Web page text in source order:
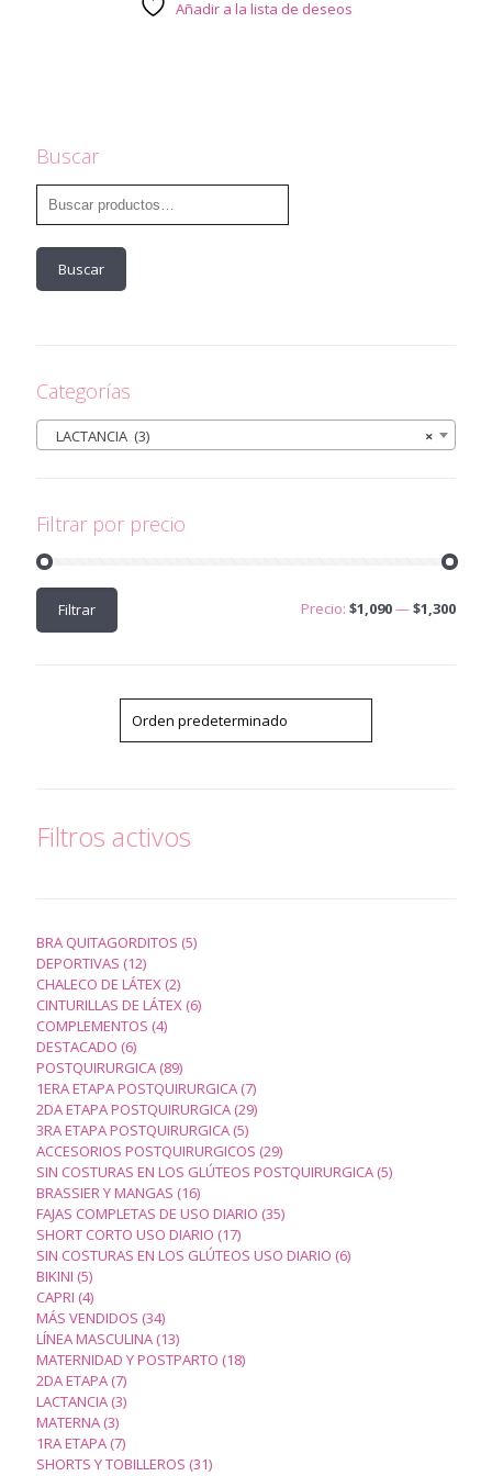
Añadir a la lista de deseos
Buscar
Buscar
Categorías
×
LACTANCIA (3)
Filtrar por precio
Precio
mínimo
Precio
máximo
Filtrar Precio: $1,090—$1,300
Filtros activos
BRA QUITAGORDITOS 55
DEPORTIVAS 1212
productos
CHALECO DE LÁTEX 22
productos
CINTURILLAS DE LÁTEX 66
COMPLEMENTOS 44
DESTACADO 66
productos
POSTQUIRURGICA 8989
productos
1ERA ETAPA POSTQUIRURGICA 77
productos
2DA ETAPA POSTQUIRURGICA 2929
3RA ETAPA POSTQUIRURGICA 55
productos
ACCESORIOS POSTQUIRURGICOS 2929
productos
SIN COSTURAS EN LOS GLÚTEOS POSTQUIRURGICA 55
BRASSIER Y MANGAS 1616
productos
FAJAS COMPLETAS DE USO DIARIO 3535
SHORT CORTO USO DIARIO 1717
productos
SIN COSTURAS EN LOS GLÚTEOS USO DIARIO 66
BIKINI 55
productos
CAPRI 44
productos
MÁS VENDIDOS 3434
productos
LÍNEA MASCULINA 1313
productos
MATERNIDAD Y POSTPARTO 1818
2DA ETAPA 77
productos
LACTANCIA 33
MATERNA 33
productos
1RA ETAPA 77
productos
SHORTS Y TOBILLEROS 3131